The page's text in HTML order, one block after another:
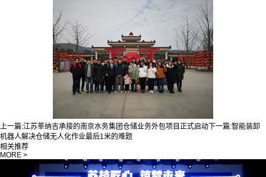
上一篇:江苏莘纳吉承接的南京水务集团仓储业务外包项目正式启动下一篇:智能装卸
机器人解决仓储无人化作业最后1米的难题
相关推荐
MORE >